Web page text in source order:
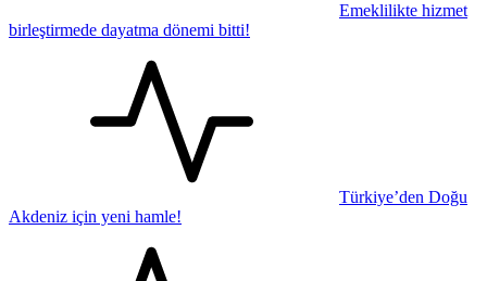
Emeklilikte hizmet
birleştirmede dayatma dönemi bitti!
Türkiye’den Doğu
Akdeniz için yeni hamle!